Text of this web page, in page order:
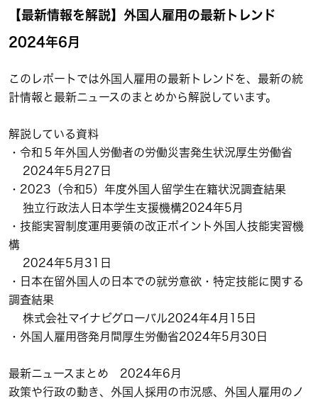
【最新情報を解説】外国人雇用の最新トレンド
2024年6月
このレポートでは外国人雇用の最新トレンドを、最新の統
計情報と最新ニュースのまとめから解説しています。
解説している資料
・令和５年外国人労働者の労働災害発生状況厚生労働省
2024年5月27日
・2023（令和5）年度外国人留学生在籍状況調査結果
独立行政法人日本学生支援機構2024年5月
・技能実習制度運用要領の改正ポイント外国人技能実習機
構
2024年5月31日
・日本在留外国人の日本での就労意欲・特定技能に関する
調査結果
株式会社マイナビグローバル2024年4月15日
・外国人雇用啓発月間厚生労働省2024年5月30日
最新ニュースまとめ 2024年6月
政策や行政の動き、外国人採用の市況感、外国人雇用のノ